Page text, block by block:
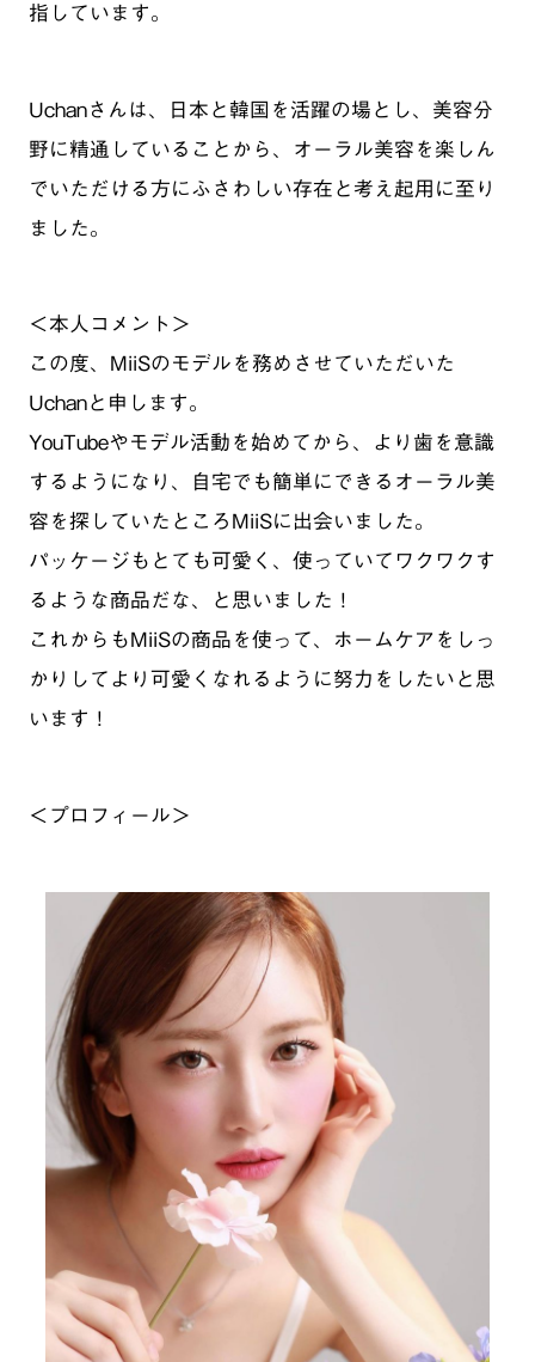
指しています。
Uchanさんは、日本と韓国を活躍の場とし、美容分
野に精通していることから、オーラル美容を楽しん
でいただける方にふさわしい存在と考え起用に至り
ました。
＜本人コメント＞
この度、MiiSのモデルを務めさせていただいた
Uchanと申します。
YouTubeやモデル活動を始めてから、より歯を意識
するようになり、自宅でも簡単にできるオーラル美
容を探していたところMiiSに出会いました。
パッケージもとても可愛く、使っていてワクワクす
るような商品だな、と思いました！
これからもMiiSの商品を使って、ホームケアをしっ
かりしてより可愛くなれるように努力をしたいと思
います！
＜プロフィール＞